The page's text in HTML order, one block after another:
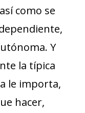
como se
Y
la típica
le importa,
hacer,